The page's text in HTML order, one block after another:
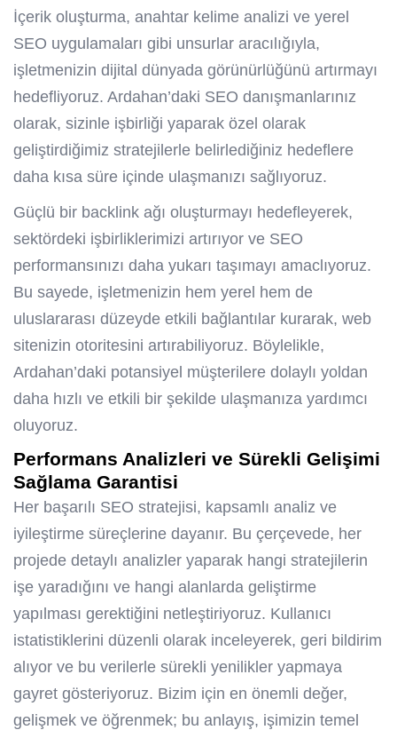
İçerik oluşturma, anahtar kelime analizi ve yerel
SEO uygulamaları gibi unsurlar aracılığıyla,
işletmenizin dijital dünyada görünürlüğünü artırmayı
hedefliyoruz. Ardahan’daki SEO danışmanlarınız
olarak, sizinle işbirliği yaparak özel olarak
geliştirdiğimiz stratejilerle belirlediğiniz hedeflere
daha kısa süre içinde ulaşmanızı sağlıyoruz.
Güçlü bir backlink ağı oluşturmayı hedefleyerek,
sektördeki işbirliklerimizi artırıyor ve SEO
performansınızı daha yukarı taşımayı amaclıyoruz.
Bu sayede, işletmenizin hem yerel hem de
uluslararası düzeyde etkili bağlantılar kurarak, web
sitenizin otoritesini artırabiliyoruz. Böylelikle,
Ardahan’daki potansiyel müşterilere dolaylı yoldan
daha hızlı ve etkili bir şekilde ulaşmanıza yardımcı
oluyoruz.
Performans Analizleri ve Sürekli Gelişimi
Sağlama Garantisi
Her başarılı SEO stratejisi, kapsamlı analiz ve
iyileştirme süreçlerine dayanır. Bu çerçevede, her
projede detaylı analizler yaparak hangi stratejilerin
işe yaradığını ve hangi alanlarda geliştirme
yapılması gerektiğini netleştiriyoruz. Kullanıcı
istatistiklerini düzenli olarak inceleyerek, geri bildirim
alıyor ve bu verilerle sürekli yenilikler yapmaya
gayret gösteriyoruz. Bizim için en önemli değer,
gelişmek ve öğrenmek; bu anlayış, işimizin temel